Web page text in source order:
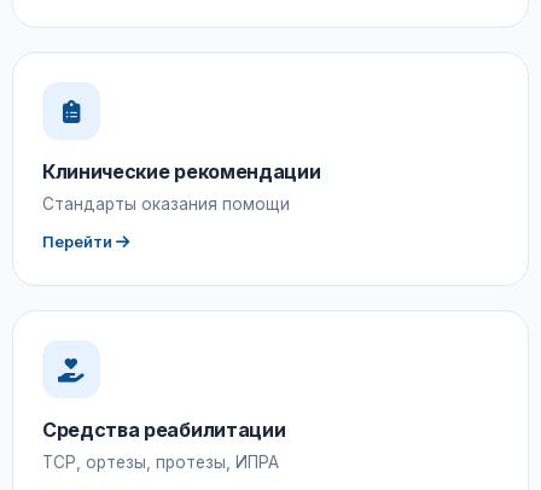
Клинические рекомендации
Стандарты оказания помощи
Перейти
Средства реабилитации
ТСР, ортезы, протезы, ИПРА